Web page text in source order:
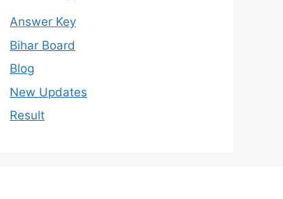
Answer Key
Bihar Board
Blog
New Updates
Result